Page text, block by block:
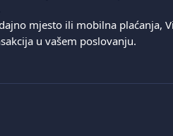
mjesto ili mobilna plaćanja,
u vašem poslovanju.